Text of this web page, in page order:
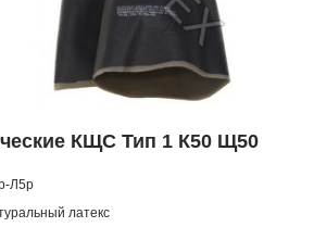
КЩС Тип 1 К50 Щ50
Л5р
латекс